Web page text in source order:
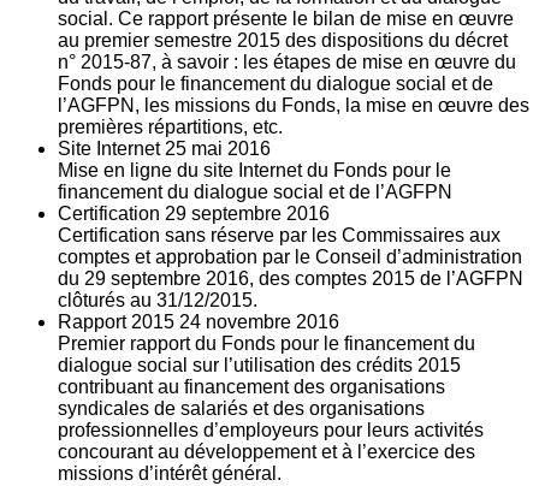
social. Ce rapport présente le bilan de mise en œuvre
au premier semestre 2015 des dispositions du décret
n° 2015-87, à savoir : les étapes de mise en œuvre du
Fonds pour le financement du dialogue social et de
l’AGFPN, les missions du Fonds, la mise en œuvre des
premières répartitions, etc.
Site Internet 25 mai 2016
Mise en ligne du site Internet du Fonds pour le
financement du dialogue social et de l’AGFPN
Certification 29 septembre 2016
Certification sans réserve par les Commissaires aux
comptes et approbation par le Conseil d’administration
du 29 septembre 2016, des comptes 2015 de l’AGFPN
clôturés au 31/12/2015.
Rapport 2015 24 novembre 2016
Premier rapport du Fonds pour le financement du
dialogue social sur l’utilisation des crédits 2015
contribuant au financement des organisations
syndicales de salariés et des organisations
professionnelles d’employeurs pour leurs activités
concourant au développement et à l’exercice des
missions d’intérêt général.